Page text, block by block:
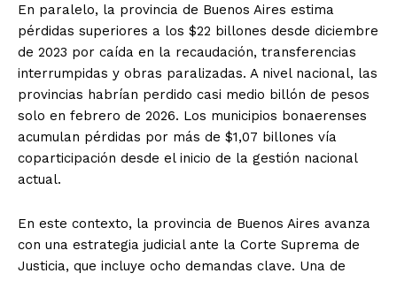
En paralelo, la provincia de Buenos Aires estima
pérdidas superiores a los $22 billones desde diciembre
de 2023 por caída en la recaudación, transferencias
interrumpidas y obras paralizadas. A nivel nacional, las
provincias habrían perdido casi medio billón de pesos
solo en febrero de 2026. Los municipios bonaerenses
acumulan pérdidas por más de $1,07 billones vía
coparticipación desde el inicio de la gestión nacional
actual.
En este contexto, la provincia de Buenos Aires avanza
con una estrategia judicial ante la Corte Suprema de
Justicia, que incluye ocho demandas clave. Una de